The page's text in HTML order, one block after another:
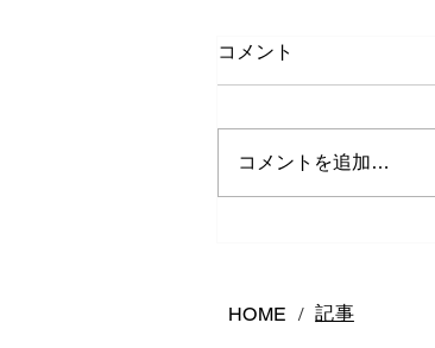
コメント
コメントを追加…
HOME / 記事